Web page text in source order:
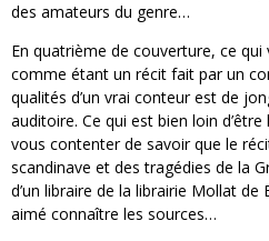
des amateurs du genre…
En quatrième de couverture, ce
comme étant un récit fait par un
qualités d’un vrai conteur est de
auditoire. Ce qui est bien loin
vous contenter de savoir que le
scandinave et des tragédies de la
d’un libraire de la librairie Mollat de
aimé connaître les sources…